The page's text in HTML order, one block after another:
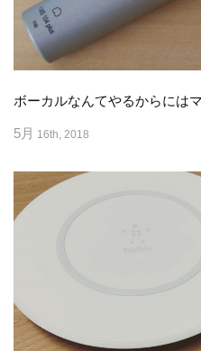
ボーカルなんてやるからには
5月 16th, 2018